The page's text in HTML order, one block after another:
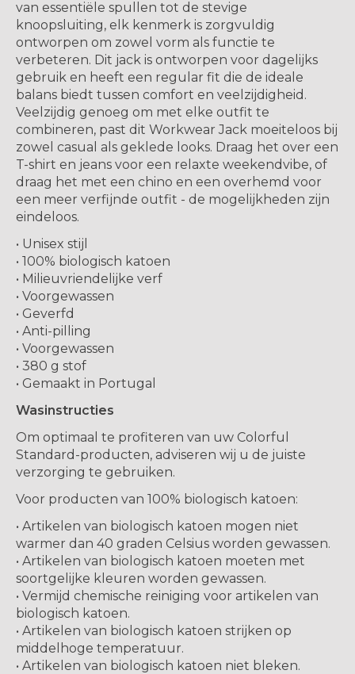
van essentiële spullen tot de stevige
knoopsluiting, elk kenmerk is zorgvuldig
ontworpen om zowel vorm als functie te
verbeteren. Dit jack is ontworpen voor dagelijks
gebruik en heeft een regular fit die de ideale
balans biedt tussen comfort en veelzijdigheid.
Veelzijdig genoeg om met elke outfit te
combineren, past dit Workwear Jack moeiteloos bij
zowel casual als geklede looks. Draag het over een
T-shirt en jeans voor een relaxte weekendvibe, of
draag het met een chino en een overhemd voor
een meer verfijnde outfit - de mogelijkheden zijn
eindeloos.
• Unisex stijl
• 100% biologisch katoen
• Milieuvriendelijke verf
• Voorgewassen
• Geverfd
• Anti-pilling
• Voorgewassen
• 380 g stof
• Gemaakt in Portugal
Wasinstructies
Om optimaal te profiteren van uw Colorful
Standard-producten, adviseren wij u de juiste
verzorging te gebruiken.
Voor producten van 100% biologisch katoen:
• Artikelen van biologisch katoen mogen niet
warmer dan 40 graden Celsius worden gewassen.
• Artikelen van biologisch katoen moeten met
soortgelijke kleuren worden gewassen.
• Vermijd chemische reiniging voor artikelen van
biologisch katoen.
• Artikelen van biologisch katoen strijken op
middelhoge temperatuur.
• Artikelen van biologisch katoen niet bleken.